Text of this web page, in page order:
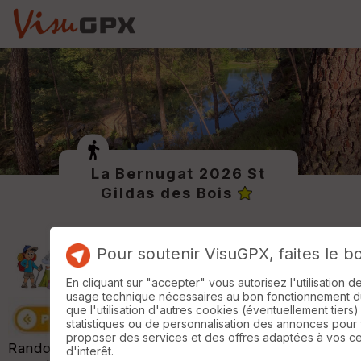
La Bernugat 2026 St
Gildas des Bois
Randonnée organisée par "
Sport endurance
Pour soutenir VisuGPX, faites le
En cliquant sur "accepter" vous autorisez l'utilisation
usage technique nécessaires au bon fonctionnement
que l'utilisation d'autres cookies (éventuellement
statistiques ou de personnalisation des annonces pour
proposer des services et des offres adaptées à vos
d'interêt.